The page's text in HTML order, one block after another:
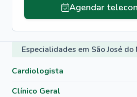
Agendar
Especialidades em São José
Cardiologista
Clínico Geral